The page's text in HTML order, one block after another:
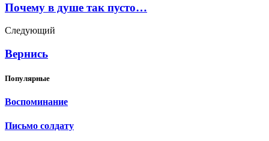
Почему в душе так пусто…
Следующий
Вернись
Популярные
Воспоминание
Письмо солдату